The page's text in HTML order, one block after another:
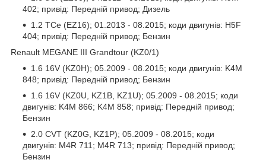
402; привід: Передній привод; Дизель
1.2 TCe (EZ16); 01.2013 - 08.2015; коди двигунів: H5F
404; привід: Передній привод; Бензин
Renault MEGANE III Grandtour (KZ0/1)
1.6 16V (KZ0H); 05.2009 - 08.2015; коди двигунів: K4M
848; привід: Передній привод; Бензин
1.6 16V (KZ0U, KZ1B, KZ1U); 05.2009 - 08.2015; коди
двигунів: K4M 866; K4M 858; привід: Передній привод;
Бензин
2.0 CVT (KZ0G, KZ1P); 05.2009 - 08.2015; коди
двигунів: M4R 711; M4R 713; привід: Передній привод;
Бензин